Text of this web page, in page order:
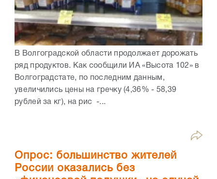
В Волгоградской области продолжает дорожать
ряд продуктов. Как сообщили ИА «Высота 102» в
Волгоградстате, по последним данным,
увеличились цены на гречку (4,36% - 58,39
рублей за кг), на рис -...
Опрос: большинство жителей
России оказались без